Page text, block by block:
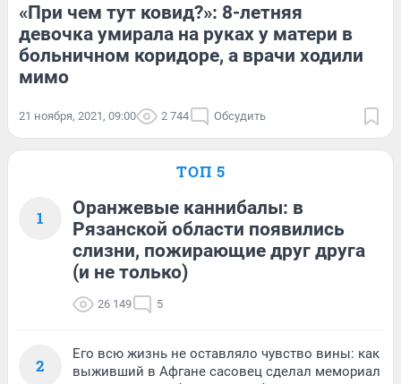
«При чем тут ковид?»: 8-летняя
девочка умирала на руках у матери в
больничном коридоре, а врачи ходили
мимо
21 ноября, 2021, 09:00 2 744 Обсудить
ТОП 5
1
Оранжевые каннибалы: в
Рязанской области появились
слизни, пожирающие друг друга
(и не только)
26 149 5
2
Его всю жизнь не оставляло чувство вины: как
выживший в Афгане сасовец сделал мемориал